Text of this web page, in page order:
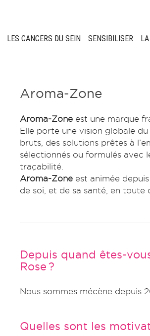
LES CANCERS DU SEIN SENSIBILISER
Aroma-Zone
Aroma-Zoneest une marque
Elle porte une vision globale
bruts, des solutions prêtes à
sélectionnés ou formulés avec
traçabilité.
Aroma-Zoneest animée
de soi, et de sa santé, en toute
Depuis quand êtes-
Rose ?
Nous sommes mécène depuis
Quelles sont les